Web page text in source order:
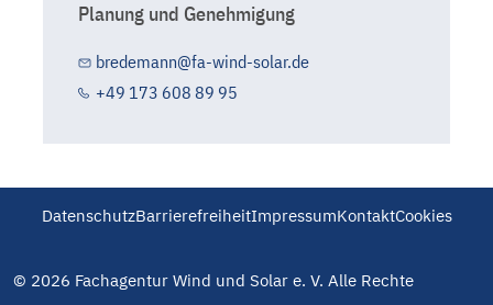
Planung und Genehmigung
bredemann@fa-wind-solar.de
+49 173 608 89 95
DatenschutzBarrierefreiheitImpressumKontaktCookies
© 2026 Fachagentur Wind und Solar e. V. Alle Rechte